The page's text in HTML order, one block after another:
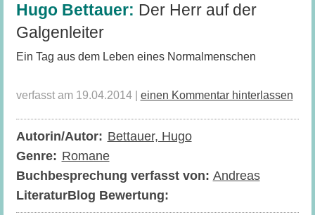
Hugo Bettauer: Der Herr auf der
Galgenleiter
Ein Tag aus dem Leben eines Normalmenschen
verfasst am 19.04.2014 | einen Kommentar hinterlassen
Autorin/Autor: Bettauer, Hugo
Genre: Romane
Buchbesprechung verfasst von: Andreas
LiteraturBlog Bewertung: